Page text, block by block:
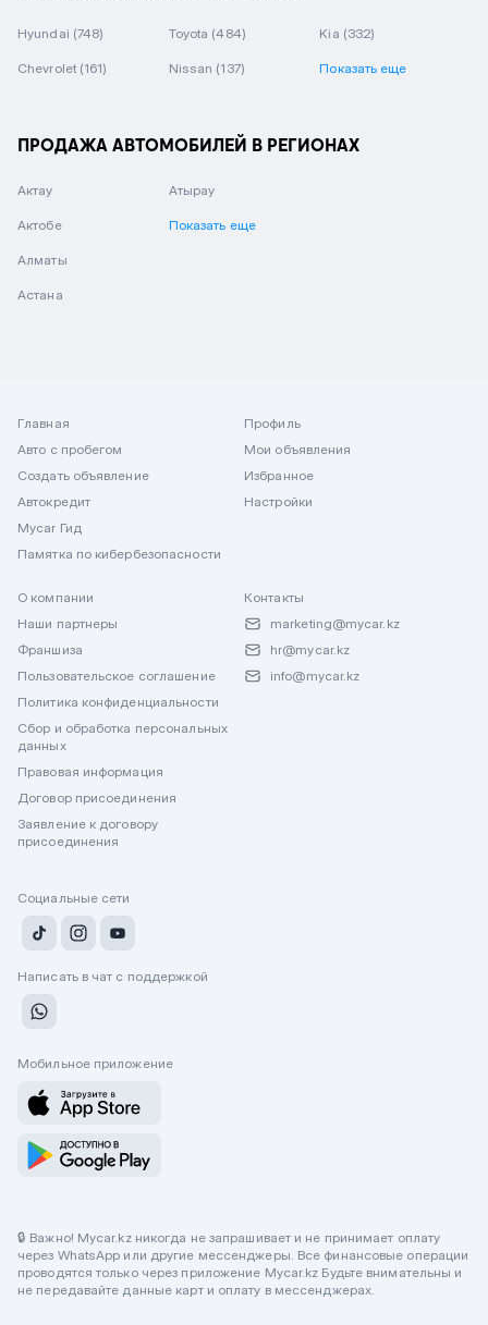
Hyundai (748) Toyota (484) Kia (332)
Chevrolet (161) Nissan (137) Показать еще
ПРОДАЖА АВТОМОБИЛЕЙ В РЕГИОНАХ
Актау
Актобе
Алматы
Астана
Атырау
Показать еще
Главная
Авто с пробегом
Создать объявление
Автокредит
Mycar Гид
Памятка по кибербезопасности
Профиль
Мои объявления
Избранное
Настройки
О компании
Наши партнеры
Франшиза
Пользовательское соглашение
Политика конфиденциальности
Сбор и обработка персональных
данных
Правовая информация
Договор присоединения
Заявление к договору
присоединения
Контакты
marketing@mycar.kz
hr@mycar.kz
info@mycar.kz
Социальные сети
Написать в чат с поддержкой
Мобильное приложение
🔒 Важно! Mycar.kz никогда не запрашивает и не принимает оплату
через WhatsApp или другие мессенджеры. Все финансовые операции
проводятся только через приложение Mycar.kz Будьте внимательны и
не передавайте данные карт и оплату в мессенджерах.